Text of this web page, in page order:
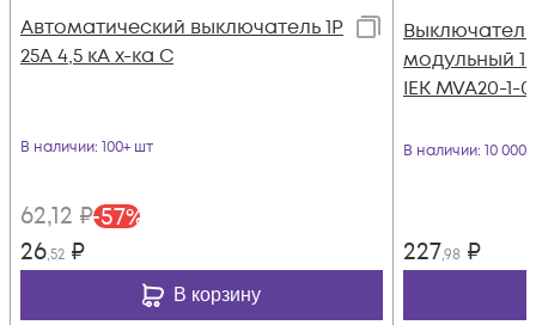
Автоматический выключатель 1Р
25А 4,5 кА х-ка С
В наличии: 100+ шт
62,12 ₽-57%
26,52 ₽
В корзину
модульный
IEK MVA20-1-
В наличии: 10
227,98 ₽